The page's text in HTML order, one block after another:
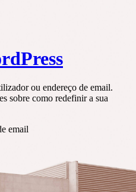
ou endereço de email.
sobre como redefinir a sua
email